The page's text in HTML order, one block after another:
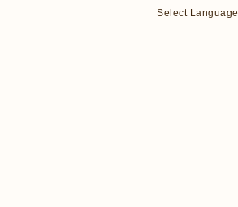
Select Language